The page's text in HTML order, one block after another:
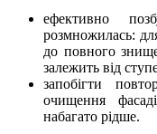
ефективно
розмножилась:
до повного
залежить від
запобігти
очищення
набагато рідше.